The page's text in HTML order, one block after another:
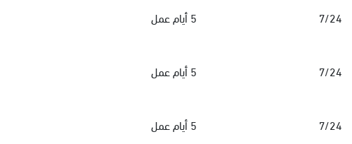
7/24 5 أيام عمل
7/24 5 أيام عمل
7/24 5 أيام عمل